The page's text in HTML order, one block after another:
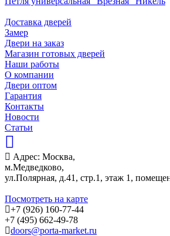
Доставка дверей
Замер
Двери на заказ
Магазин готовых дверей
Наши работы
О компании
Двери оптом
Гарантия
Контакты
Новости
Статьи
Адрес: Москва,
м.Медведково,
ул.Полярная, д.41, стр.1, этаж 1,
Посмотреть на карте
+7 (926) 160-77-44
+7 (495) 662-49-78
doors@porta-market.ru